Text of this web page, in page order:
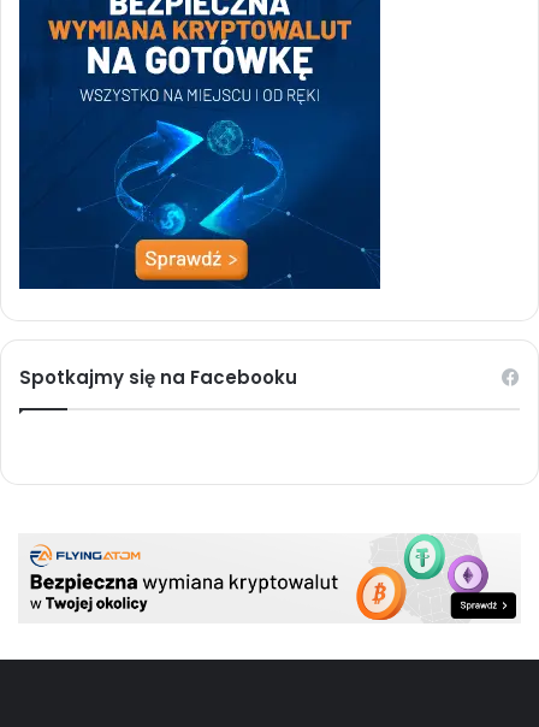
Spotkajmy się na Facebooku